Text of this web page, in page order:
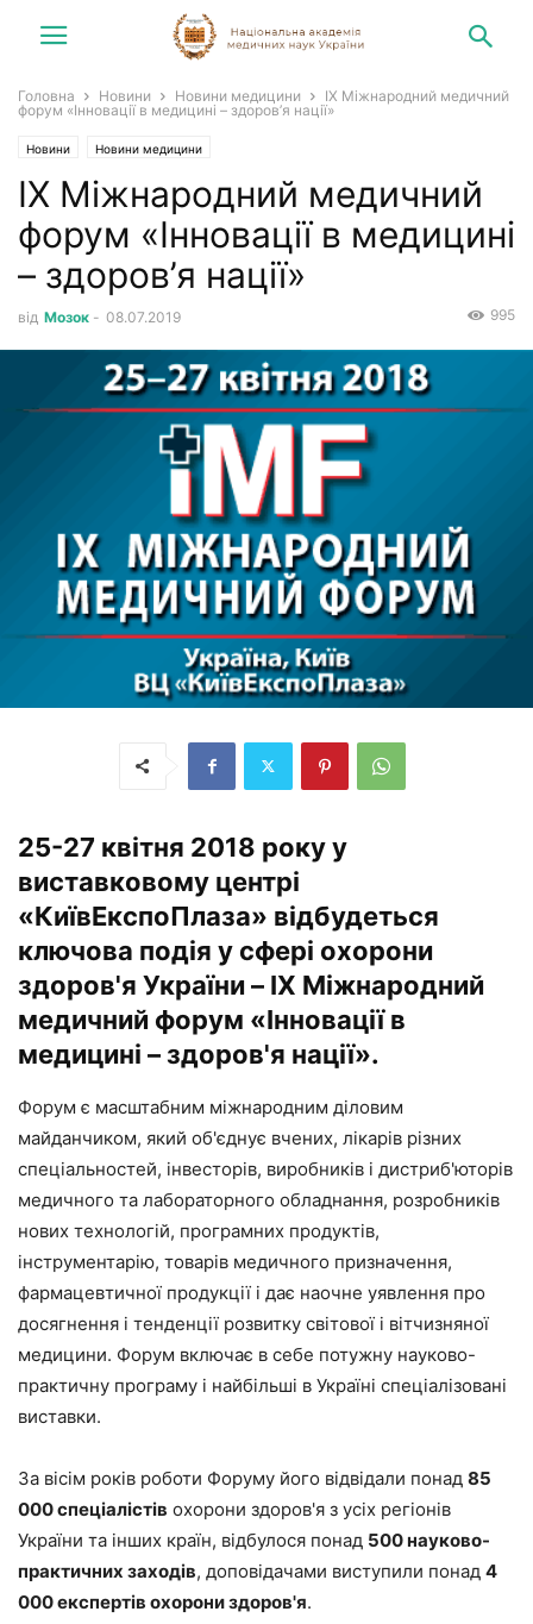
Головна Новини Новини медицини
IX Міжнародний медичний
форум «Інновації в медицині – здоров’я нації»
Новини Новини медицини
IX Міжнародний медичний
форум «Інновації в медицині
– здоров’я нації»
від Мозок - 08.07.2019 995
25-27 квітня 2018 року у
виставковому центрі
«КиївЕкспоПлаза» відбудеться
ключова подія у сфері охорони
здоров'я України– IX Міжнародний
медичний форум «Інновації в
медицині – здоров'я нації».
Форум є масштабним міжнародним діловим
майданчиком, який об'єднує вчених, лікарів різних
спеціальностей, інвесторів, виробників і дистриб'юторів
медичного та лабораторного обладнання, розробників
нових технологій, програмних продуктів,
інструментарію, товарів медичного призначення,
фармацевтичної продукції і дає наочне уявлення про
досягнення і тенденції розвитку світової і вітчизняної
медицини. Форум включає в себе потужну науково-
практичну програму і найбільші в Україні спеціалізовані
виставки.
За вісім років роботи Форуму його відвідали понад 85
000 спеціалістів охорони здоров'я з усіх регіонів
України та інших країн, відбулося понад 500 науково-
практичних заходів, доповідачами виступили понад 4
000 експертів охорони здоров'я.